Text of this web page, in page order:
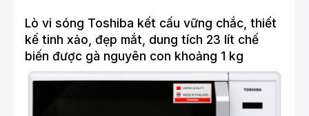
Lò vi sóng Toshiba kết cấu vững chắc, thiết
kế tinh xảo, đẹp mắt, dung tích 23 lít chế
biến được gà nguyên con khoảng 1 kg